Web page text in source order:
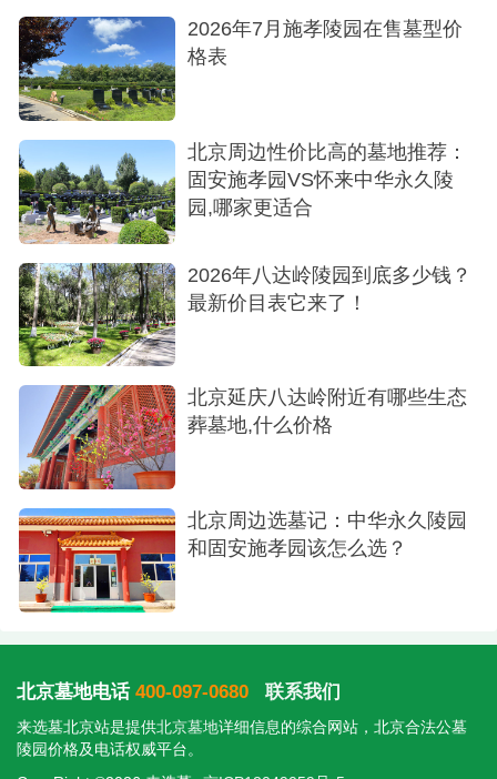
去的亲人安置在坚固而庄严的墙壁之中，既节约了
宝贵的土地资源，又体现了对生命的尊重与敬畏。
2026年7月施孝陵园在售墓型价
格表
北京周边性价比高的墓地推荐：
固安施孝园VS怀来中华永久陵
园,哪家更适合
2026年八达岭陵园到底多少钱？
最新价目表它来了！
北京延庆八达岭附近有哪些生态
葬墓地,什么价格
北京周边选墓记：中华永久陵园
和固安施孝园该怎么选？
北京墓地电话 400-097-0680 联系我们
来选墓北京站是提供北京墓地详细信息的综合网站，北京合法公墓
陵园价格及电话权威平台。